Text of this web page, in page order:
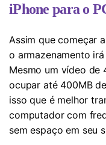
iPhone para o
Assim que começar
o armazenamento
Mesmo um vídeo de
ocupar até 400MB
isso que é melhor
computador com
sem espaço em seu